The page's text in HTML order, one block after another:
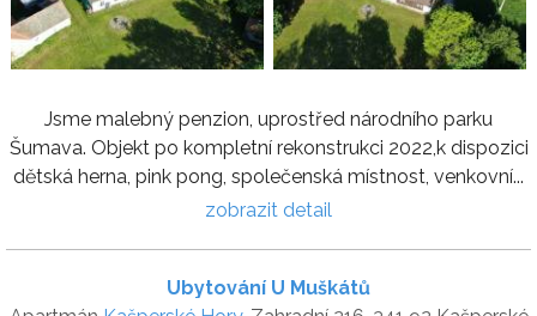
Jsme malebný penzion, uprostřed národního parku
Šumava. Objekt po kompletní rekonstrukci 2022,k dispozici
dětská herna, pink pong, společenská místnost, venkovní...
zobrazit detail
Ubytování U Muškátů